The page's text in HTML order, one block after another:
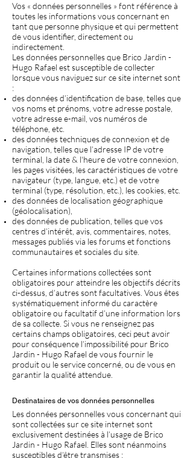
Vos « données personnelles » font référence à
toutes les informations vous concernant en
tant que personne physique et qui permettent
de vous identifier, directement ou
indirectement.
Les données personnelles que Brico Jardin -
Hugo Rafael est susceptible de collecter
lorsque vous naviguez sur ce site internet sont
:
des données d’identification de base, telles que
vos noms et prénoms, votre adresse postale,
votre adresse e-mail, vos numéros de
téléphone, etc.
des données techniques de connexion et de
navigation, telles que l’adresse IP de votre
terminal, la date & l'heure de votre connexion,
les pages visitées, les caractéristiques de votre
navigateur (type, langue, etc.) et de votre
terminal (type, résolution, etc.), les cookies, etc.
des données de localisation géographique
(géolocalisation),
des données de publication, telles que vos
centres d’intérêt, avis, commentaires, notes,
messages publiés via les forums et fonctions
communautaires et sociales du site.​
Certaines informations collectées sont
obligatoires pour atteindre les objectifs décrits
ci-dessus, d’autres sont facultatives. Vous êtes
systématiquement informé du caractère
obligatoire ou facultatif d’une information lors
de sa collecte. Si vous ne renseignez pas
certains champs obligatoires, ceci peut avoir
pour conséquence l’impossibilité pour Brico
Jardin - Hugo Rafael de vous fournir le
produit ou le service concerné, ou de vous en
garantir la qualité attendue.
Destinataires de vos données personnelles
Les données personnelles vous concernant qui
sont collectées sur ce site internet sont
exclusivement destinées à l’usage de Brico
Jardin - Hugo Rafael. Elles sont néanmoins
susceptibles d’être transmises :